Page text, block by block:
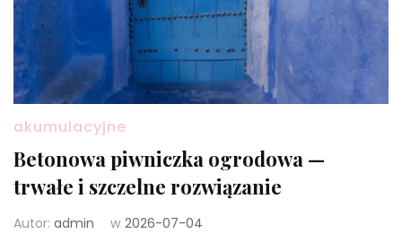
akumulacyjne
Betonowa piwniczka ogrodowa —
trwałe i szczelne rozwiązanie
Autor: admin w 2026-07-04